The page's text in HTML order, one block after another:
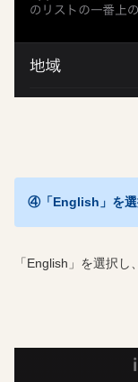
④「English」を選
「English」を選択